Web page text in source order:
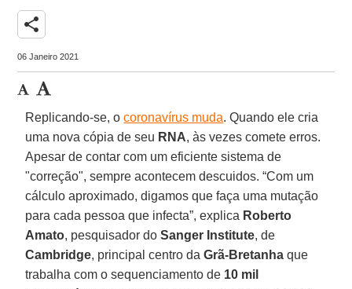
share
06 Janeiro 2021
Replicando-se, ocoronavírus muda. Quando ele cria
uma nova cópia de seu RNA, às vezes comete erros.
Apesar de contar com um eficiente sistema de
"correção", sempre acontecem descuidos. “Com um
cálculo aproximado, digamos que faça uma mutação
para cada pessoa que infecta”, explica Roberto
Amato, pesquisador doSanger Institute, de
Cambridge, principal centro da Grã-Bretanha que
trabalha com o sequenciamento de 10 mil